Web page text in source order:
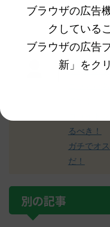
たよ！
【ポケモ
べき！？
でるデカ
るべき！
ガチでオ
だ！
別の記事
ブラウザの広告
クしている
ブラウザの広告
新」をク